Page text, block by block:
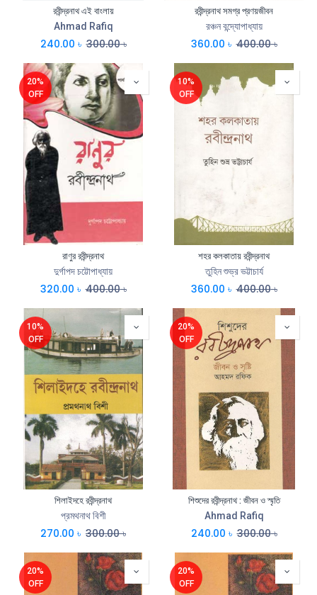
রবীন্দ্রনাথ এই বাংলায়
Ahmad Rafiq
240.00 ৳ 300.00৳
রবীন্দ্রনাথ সমগ্র প্রণয়জীবন
রঞ্চন বন্দ্যোপাধ্যায়
360.00 ৳ 400.00৳
20%
OFF
রাণুর রবীন্দ্রনাথ
দুর্গাপদ চট্টোপাধ্যায়
320.00 ৳ 400.00৳
10%
OFF
শহর কলকাতায় রবীন্দ্রনাথ
তুহিন শুভ্র ভট্টাচার্য
360.00 ৳ 400.00৳
10%
OFF
শিলাইদহে রবীন্দ্রনাথ
প্রমথনাথ বিশী
270.00 ৳ 300.00৳
20%
OFF
শিশুদের রবীন্দ্রনাথ : জীবন ও স্মৃতি
Ahmad Rafiq
240.00 ৳ 300.00৳
20%
OFF
20%
OFF